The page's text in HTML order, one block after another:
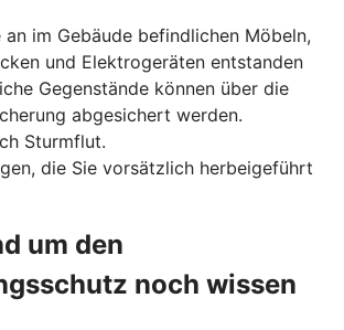
an im Gebäude befindlichen Möbeln,
und Elektrogeräten entstanden
Gegenstände können über die
abgesichert werden.
Sturmflut.
die Sie vorsätzlich herbeigeführt
um den
noch wissen